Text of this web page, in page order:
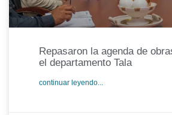
Repasaron la agenda de
el departamento Tala
continuar leyendo...